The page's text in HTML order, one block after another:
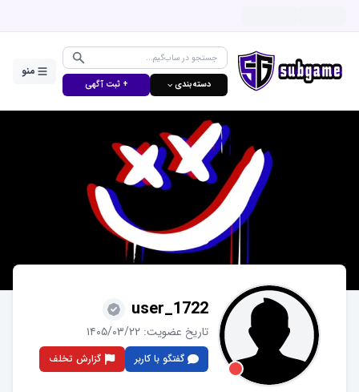
دسته‌بندی ⌵ + ثبت آگهی
منو
user_1722
تاریخ عضویت:۱۴۰۵/۰۳/۲۲
گفتگو با کاربر گزارش تخلف